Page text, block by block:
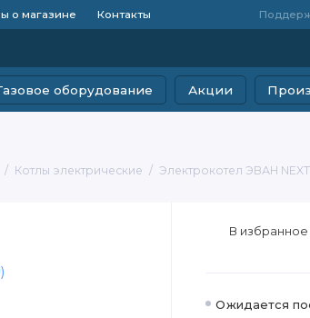
о магазине Контакты
оборудование Акции
Котлы электрические Электрокотел ЭВАН
Ожидается
В избранное